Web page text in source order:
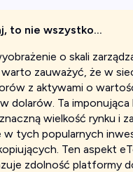
to nie wszystko...
o skali
zauważyć, że w
z aktywami o
dolarów. Ta imponująca
wielkość rynku i
w tych popularnych
Ten aspekt
zdolność platformy